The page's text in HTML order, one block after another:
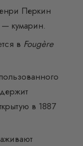
Перкин
— кумарин.
в Fougère
в 1887